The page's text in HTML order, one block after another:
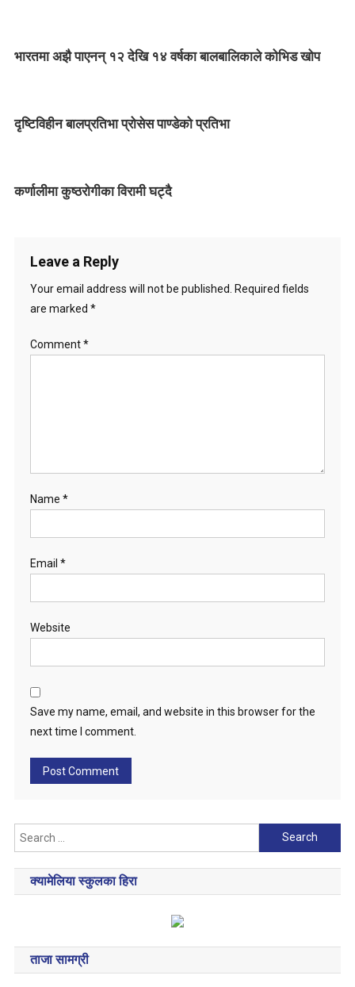
n
v
i
a
भारतमा अझै पाएनन् १२ देखि १४ वर्षका बालबालिकाले कोभिड खोप
दृष्टिविहीन बालप्रतिभा प्रोसेस पाण्डेको प्रतिभा
कर्णालीमा कुष्ठरोगीका विरामी घट्दै
Leave a Reply
Your email address will not be published. Required fields
are marked *
Comment*
Name *
Email *
Website
Save my name, email, and website in this browser for the
next time I comment.
Search
for:
क्यामेलिया स्कुलका हिरा
ताजा सामग्री